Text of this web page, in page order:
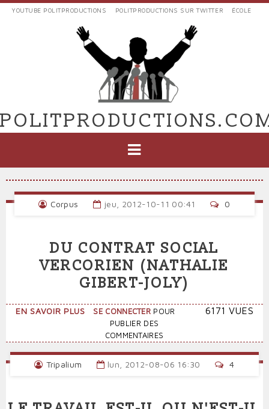
Aller
EXTERNES
POLIT'PRODUCTIONS
YOUTUBE POLITPRODUCTIONS POLITPRODUCTIONS SUR TWITTER ÉCOLE
PRINCIPALE
Corpus jeu, 2012-10-11 00:41 0
DU CONTRAT SOCIAL
VERCORIEN (NATHALIE
GIBERT-JOLY)
EN SAVOIR PLUS SUR
CONTRAT
VERCORIEN
(NATHALIE
SE CONNECTER POUR
PUBLIER DES
COMMENTAIRES
6171 VUES
Tripalium lun, 2012-08-06 16:30 4